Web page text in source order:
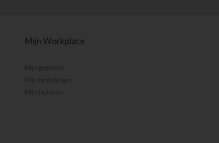
Mijn Workplace
Mijn gegevens
Mijn bestellingen
Mijn facturen